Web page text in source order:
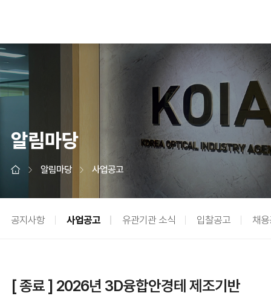
알림마당
알림마당 사업공고
공지사항 사업공고 유관기관 소식 입찰공고 채
[ 종료 ] 2026년 3D융합안경테 제조기반